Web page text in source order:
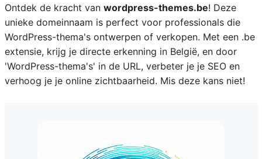
Ontdek de kracht van wordpress-themes.be! Deze
unieke domeinnaam is perfect voor professionals die
WordPress-thema's ontwerpen of verkopen. Met een .be
extensie, krijg je directe erkenning in België, en door
'WordPress-thema's' in de URL, verbeter je je SEO en
verhoog je je online zichtbaarheid. Mis deze kans niet!